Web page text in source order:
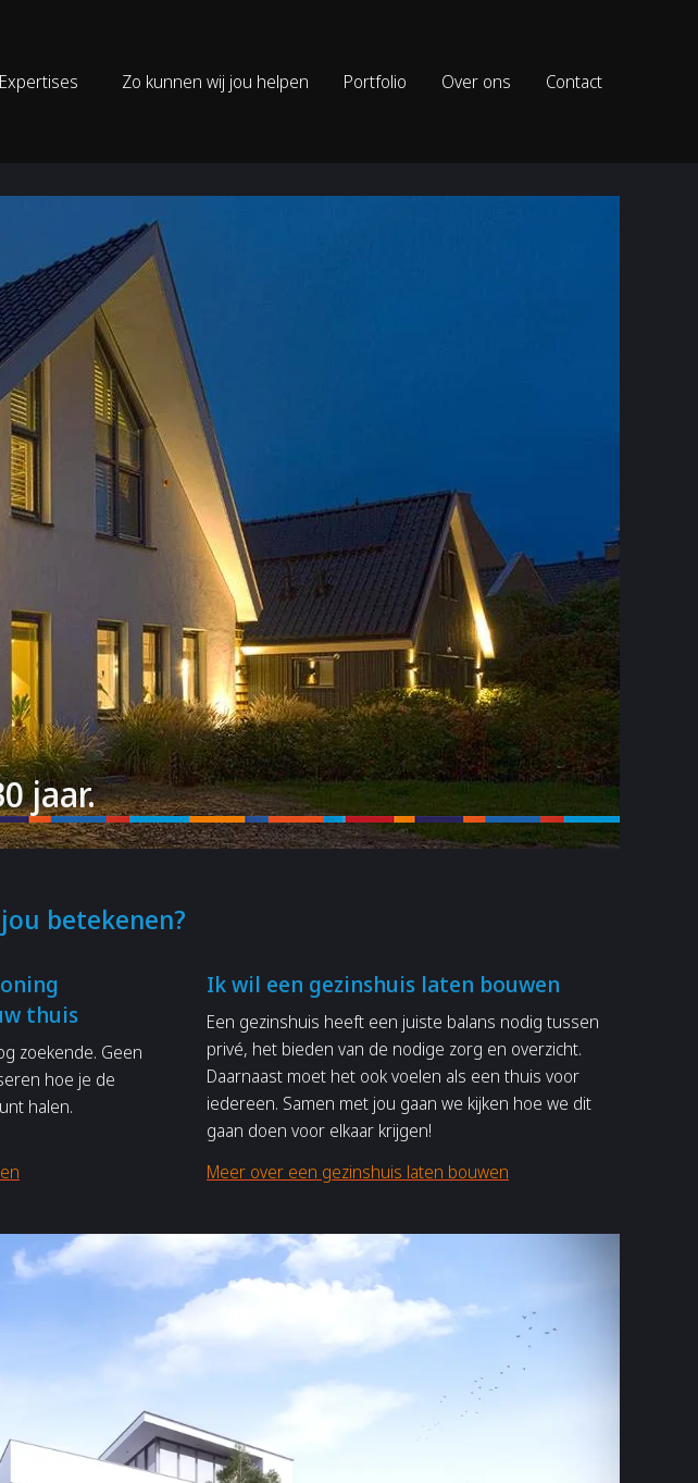
Expertises Zo kunnen wij jou helpen Portfolio Over ons Contact
jaar.
betekenen?
thuis
zoekende. Geen
hoe je de
halen.
Ik wil een gezinshuis laten bouwen
Een gezinshuis heeft een juiste balans nodig tussen
privé, het bieden van de nodige zorg en overzicht.
Daarnaast moet het ook voelen als een thuis voor
iedereen. Samen met jou gaan we kijken hoe we dit
gaan doen voor elkaar krijgen!
Meer over een gezinshuis laten bouwen